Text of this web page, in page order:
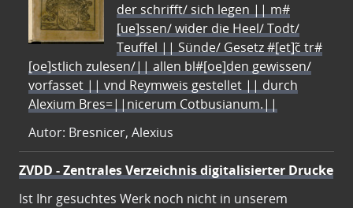
der schrifft/ sich legen || m#
[ue]ssen/ wider die Heel/ Todt/
Teuffel || Sünde/ Gesetz #[et]c̃ tr#
[oe]stlich zulesen/|| allen bl#[oe]den gewissen/
vorfasset || vnd Reymweis gestellet || durch
Alexium Bres=||nicerum Cotbusianum.||
Autor: Bresnicer, Alexius
ZVDD - Zentrales Verzeichnis digitalisierter Drucke
Ist Ihr gesuchtes Werk noch nicht in unserem